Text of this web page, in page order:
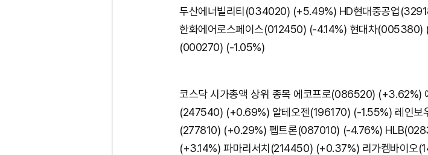
두산에너빌리티(034020) (+5.49%) HD현대중공업
한화에어로스페이스(012450) (-4.14%) 현대차(005380)
(000270) (-1.05%)
코스닥 시가총액 상위 종목 에코프로(086520) (+3.62%)
(247540) (+0.69%) 알테오젠(196170) (-1.55%) 레인보
(277810) (+0.29%) 펩트론(087010) (-4.76%)
(+3.14%) 파마리서치(214450) (+0.37%) 리가켐바이오